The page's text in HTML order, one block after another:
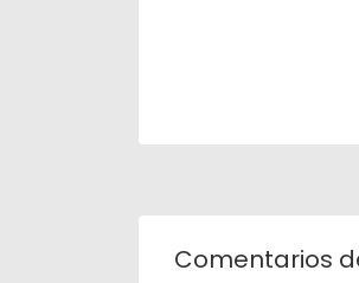
Comentarios